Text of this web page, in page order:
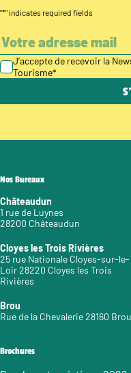
"*" indicates required fields
J’accepte de recevoir la
Tourisme*
Nos Bureaux
Châteaudun
1 rue de Luynes
28200 Châteaudun
Cloyes les Trois Rivières
25 rue Nationale Cloyes-sur-le-
Loir 28220 Cloyes les Trois
Rivières
Brou
Rue de la Chevalerie 28160 Brou
Brochures